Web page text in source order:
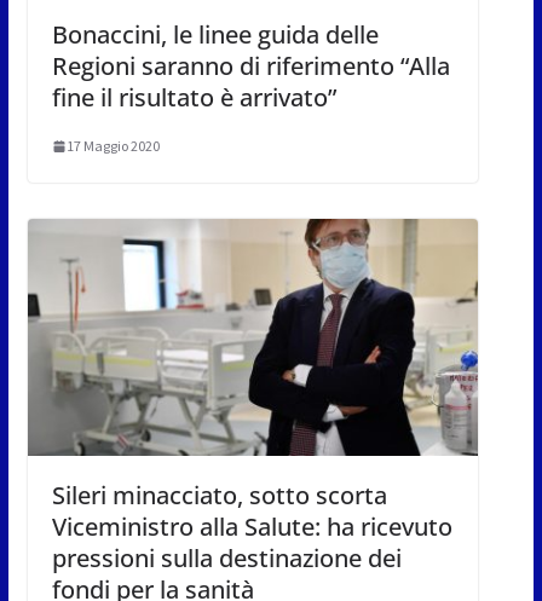
Bonaccini, le linee guida delle
Regioni saranno di riferimento “Alla
fine il risultato è arrivato”
17 Maggio 2020
Sileri minacciato, sotto scorta
Viceministro alla Salute: ha ricevuto
pressioni sulla destinazione dei
fondi per la sanità